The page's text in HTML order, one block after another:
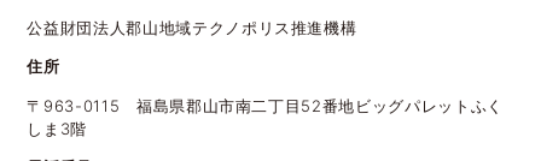
公益財団法人郡山地域テクノポリス推進機構
住所
〒963-0115 福島県郡山市南二丁目52番地ビッグパレットふく
しま3階